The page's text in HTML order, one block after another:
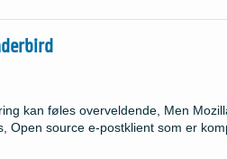
kan føles overveldende, Men
Open source e-postklient som er